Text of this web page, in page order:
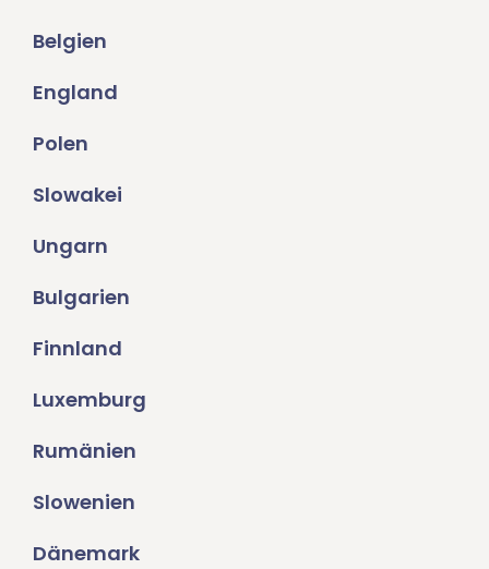
Belgien
England
Polen
Slowakei
Ungarn
Bulgarien
Finnland
Luxemburg
Rumänien
Slowenien
Dänemark